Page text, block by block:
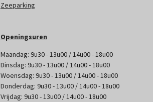
Zeeparking
Openingsuren
Maandag: 9u30 - 13u00 / 14u00 - 18u00
Dinsdag: 9u30 - 13u00 / 14u00 - 18u00
Woensdag: 9u30 - 13u00 / 14u00 - 18u00
Donderdag: 9u30 - 13u00 / 14u00 - 18u00
Vrijdag: 9u30 - 13u00 / 14u00 - 18u00